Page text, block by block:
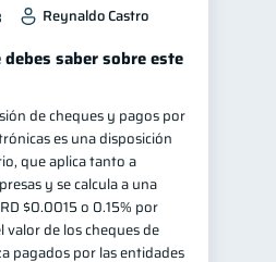
Reynaldo Castro
debes saber sobre este
de cheques y pagos por
es una disposición
que aplica tanto a
y se calcula a una
$0.0015 o 0.15% por
valor de los cheques de
pagados por las entidades